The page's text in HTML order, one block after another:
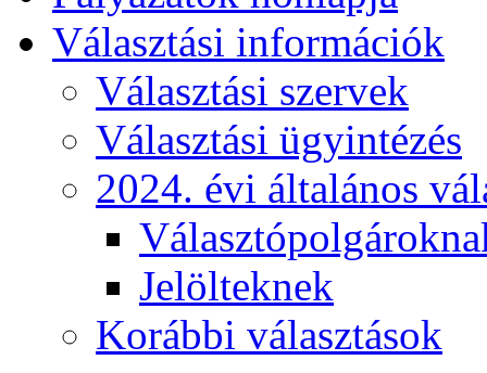
Választási információk
Választási szervek
Választási ügyintézés
2024. évi általános
Jelölteknek
Korábbi választások